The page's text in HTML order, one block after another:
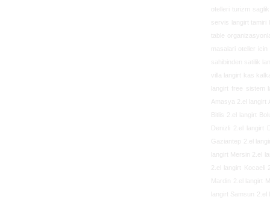
otelleri turizm
servis langirt
table
masalari oteller
sahibinden satilik
villa langirt kas
langirt free sistem
Amasya 2.el langirt
Bitlis 2.el langirt
Denizli 2.el langirt
Gaziantep 2.el
langirt Mersin 2.el
2.el langirt
Mardin 2.el langirt
langirt Samsun